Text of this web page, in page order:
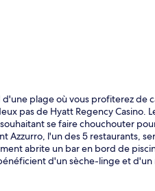
plage où vous profiterez de
pas de Hyatt Regency Casino.
se faire chouchouter
Azzurro, l'un des 5 restaurants,
abrite un bar en bord de
d'un sèche-linge et d'un